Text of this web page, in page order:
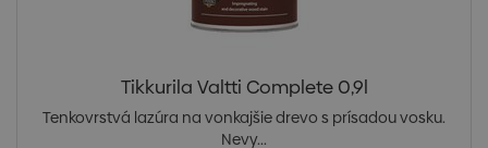
Tikkurila Valtti Complete 0,9l
Tenkovrstvá lazúra na vonkajšie drevo s prísadou vosku.
Nevy...